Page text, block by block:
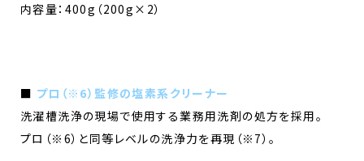
内容量：400g（200g×2）
■ プロ（※6）監修の塩素系クリーナー
洗濯槽洗浄の現場で使用する業務用洗剤の処方を採用。
プロ（※6）と同等レベルの洗浄力を再現（※7）。